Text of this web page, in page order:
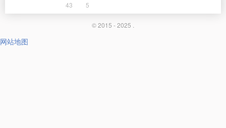
43
5
© 2015 - 2025 .
网站地图